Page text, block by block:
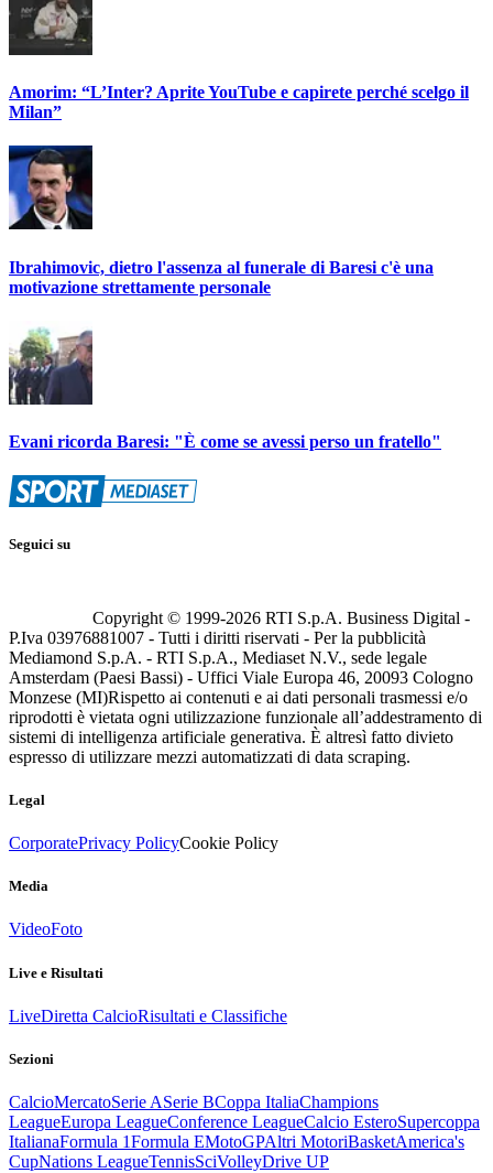
Amorim: “L’Inter? Aprite YouTube e capirete perché scelgo il
Milan”
Ibrahimovic, dietro l'assenza al funerale di Baresi c'è una
motivazione strettamente personale
Evani ricorda Baresi: "È come se avessi perso un fratello"
Seguici su
Copyright © 1999-2026 RTI S.p.A. Business Digital -
P.Iva 03976881007 - Tutti i diritti riservati - Per la pubblicità
Mediamond S.p.A. - RTI S.p.A., Mediaset N.V., sede legale
Amsterdam (Paesi Bassi) - Uffici Viale Europa 46, 20093 Cologno
Monzese (MI)Rispetto ai contenuti e ai dati personali trasmessi e/o
riprodotti è vietata ogni utilizzazione funzionale all’addestramento di
sistemi di intelligenza artificiale generativa. È altresì fatto divieto
espresso di utilizzare mezzi automatizzati di data scraping.
Legal
CorporatePrivacy PolicyCookie Policy
Media
VideoFoto
Live e Risultati
LiveDiretta CalcioRisultati e Classifiche
Sezioni
CalcioMercatoSerie ASerie BCoppa ItaliaChampions
LeagueEuropa LeagueConference LeagueCalcio EsteroSupercoppa
ItalianaFormula 1Formula EMotoGPAltri MotoriBasketAmerica's
CupNations LeagueTennisSciVolleyDrive UP